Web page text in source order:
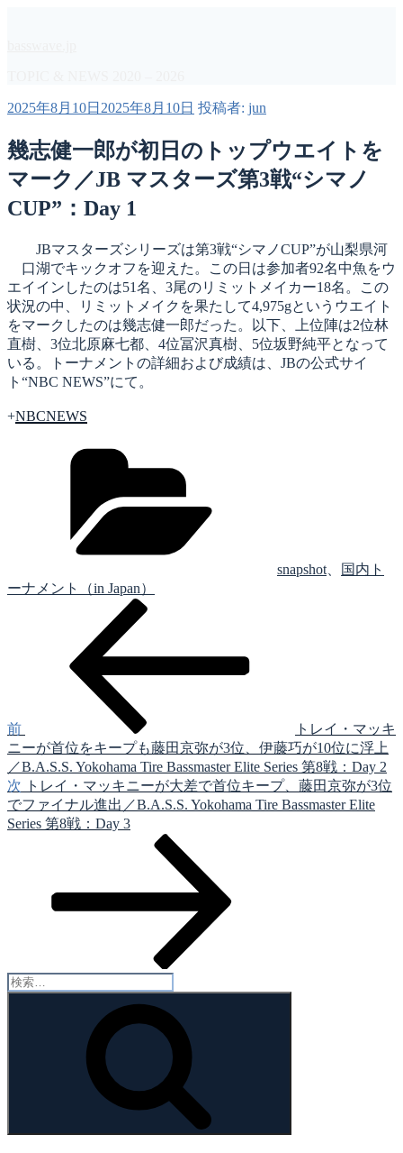
へ
キ
プ
投
日:
2025年8月10日 2025年8月10日 投稿者: jun
幾志健一郎が初日のトップウエイトを
マーク／JB マスターズ第3戦“シマノ
CUP”：Day 1
JBマスターズシリーズは第3戦“シマノCUP”が山梨県河
口湖でキックオフを迎えた。この日は参加者92名中魚をウ
エイインしたのは51名、3尾のリミットメイカー18名。この
状況の中、リミットメイクを果たして4,975gというウエイト
をマークしたのは幾志健一郎だった。以下、上位陣は2位林
直樹、3位北原麻七都、4位冨沢真樹、5位坂野純平となって
いる。トーナメントの詳細および成績は、JBの公式サイ
ト“NBC NEWS”にて。
+NBCNEWS
snapshot
国内ト
ーナメント（in Japan）
ゲ
ー
シ
ョ
前
トレイ・マッキ
ニーが首位をキープも藤田京弥が3位、伊藤巧が10位に浮上
／B.A.S.S. Yokohama Tire Bassmaster Elite Series 第8戦：Day 2
次
の
投
次
トレイ・マッキニーが大差で首位キープ、藤田京弥が3位
でファイナル進出／B.A.S.S. Yokohama Tire Bassmaster Elite
Series 第8戦：Day 3
検